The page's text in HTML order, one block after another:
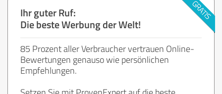
Ihr guter Ruf:
Die beste Werbung der Welt!
85 Prozent aller Verbraucher vertrauen Online-
Bewertungen genauso wie persönlichen
Empfehlungen.